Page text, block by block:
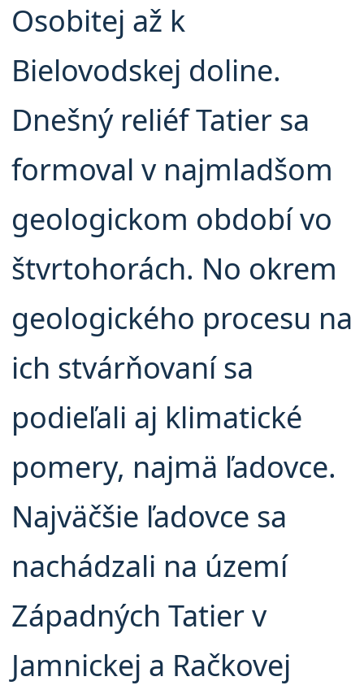
Osobitej až k
Bielovodskej doline.
Dnešný reliéf Tatier sa
formoval v najmladšom
geologickom období vo
štvrtohorách. No okrem
geologického procesu na
ich stvárňovaní sa
podieľali aj klimatické
pomery, najmä ľadovce.
Najväčšie ľadovce sa
nachádzali na území
Západných Tatier v
Jamnickej a Račkovej